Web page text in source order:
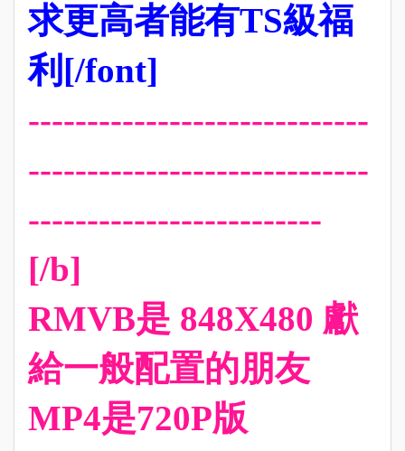
求更高者能有TS級福
利[/font]
-----------------------------
-----------------------------
-------------------------
[/b]
RMVB是 848X480 獻
給一般配置的朋友
MP4是720P版